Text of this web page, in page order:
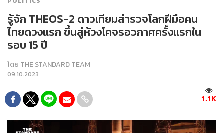
รู้จัก THEOS-2 ดาวเทียมสำรวจโลกฝีมือคน
ไทยดวงแรก ขึ้นสู่ห้วงโคจรอวกาศครั้งแรกใน
รอบ 15 ปี
โดย THE STANDARD TEAM
09.10.2023
1.1K